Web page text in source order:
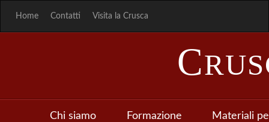
Home Contatti Visita la Crusca
C
Chi siamo Formazione Materiali